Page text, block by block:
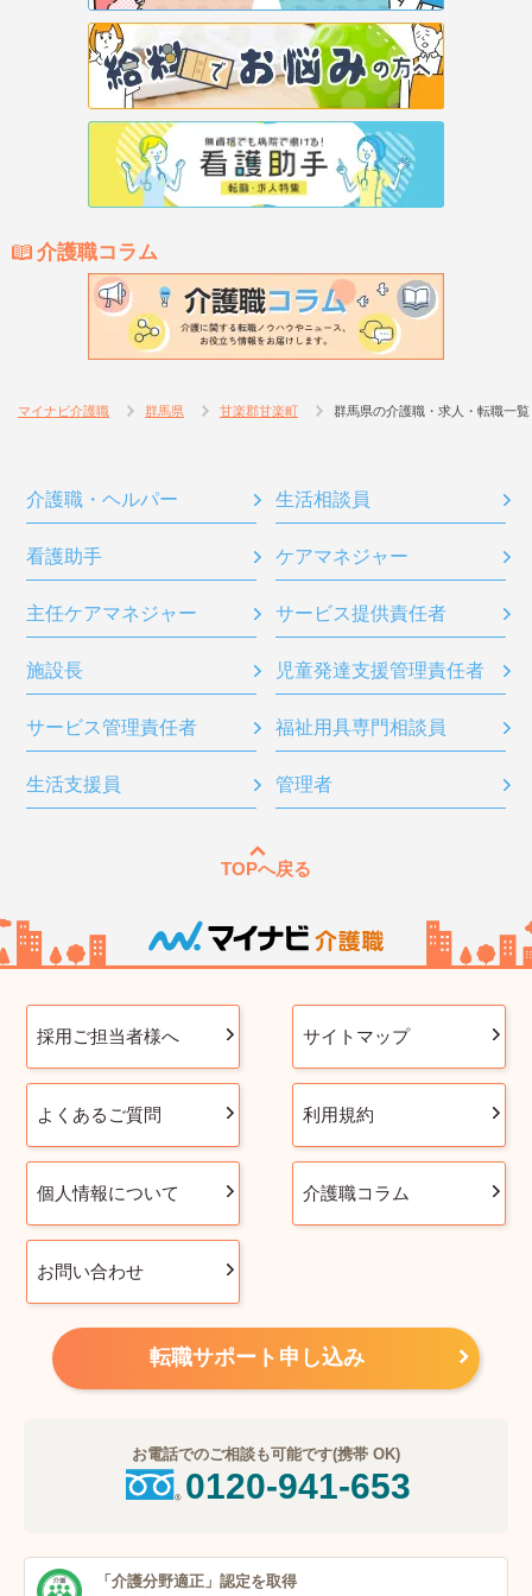
介護職コラム
マイナビ介護職 群馬県 甘楽郡甘楽町 群馬県の介護職・求人・転職一覧
介護職・ヘルパー 生活相談員
看護助手 ケアマネジャー
主任ケアマネジャー サービス提供責任者
施設長 児童発達支援管理責任者
サービス管理責任者 福祉用具専門相談員
生活支援員 管理者
TOPへ戻る
採用ご担当者様へ サイトマップ
よくあるご質問 利用規約
個人情報について 介護職コラム
お問い合わせ
転職サポート申し込み
お電話でのご相談も可能です(携帯 OK)
0120-941-653
「介護分野適正」 認定を取得